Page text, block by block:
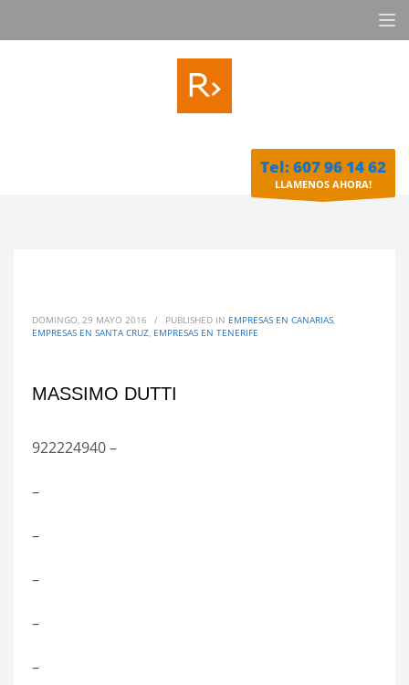
Tel: 607 96 14 62
LLAMENOS AHORA!
DOMINGO, 29 MAYO 2016 / PUBLISHED IN EMPRESAS EN CANARIAS,
EMPRESAS EN SANTA CRUZ, EMPRESAS EN TENERIFE
MASSIMO DUTTI
922224940 –
–
–
–
–
–